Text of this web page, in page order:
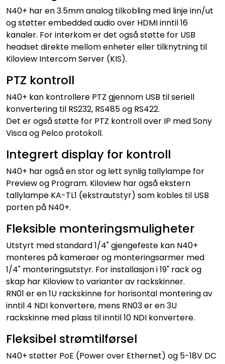
N40+ har en 3.5mm analog tilkobling med linje inn/ut
og støtter embedded audio over HDMI inntil 16
kanaler. For interkom er det også støtte for USB
headset direkte mellom enheter eller tilknytning til
Kiloview Intercom Server (KIS).
PTZ kontroll
N40+ kan kontrollere PTZ gjennom USB til seriell
konvertering til RS232, RS485 og RS422.
Det er også støtte for PTZ kontroll over IP med Sony
Visca og Pelco protokoll.
Integrert display for kontroll
N40+ har også en stor og lett synlig tallylampe for
Preview og Program. Kiloview har også ekstern
tallylampe KA-TL1 (ekstrautstyr) som kobles til USB
porten på N40+.
Fleksible monteringsmuligheter
Utstyrt med standard 1/4" gjengefeste kan N40+
monteres på kameraer og monteringsarmer med
1/4" monteringsutstyr. For installasjon i 19" rack og
skap har Kiloview to varianter av rackskinner.
RN01 er en 1U rackskinne for horisontal montering av
inntil 4 NDI konvertere, mens RN03 er en 3U
rackskinne med plass til inntil 10 NDI konvertere.
Fleksibel strømtilførsel
N40+ støtter PoE (Power over Ethernet) og 5-18V DC